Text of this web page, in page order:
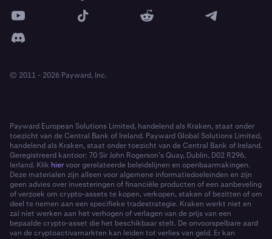
© 2011 - 2026 Payward, Inc.
Payward European Solutions Limited, handelend als Kraken, staat onder
toezicht van de Central Bank of Ireland. Payward Global Solutions Limited,
handelend als Kraken, staat onder toezicht van de Central Bank of Ireland.
Geregistreerd kantoor: 70 Sir John Rogerson’s Quay, Dublin, D02 R296,
Ierland. Klik hiervoor gerelateerde beleidslijnen en openbaarmakingen.
Deze materialen zijn alleen voor algemene informatiedoeleinden en zijn
geen advies over investeringen of financiële producten of een aanbeveling
of verzoek om crypto-assets te kopen, verkopen, staken of bezitten of om
deel te nemen aan een specifieke tradestrategie. Kraken werkt niet en
zal niet werken aan het verhogen of verlagen van de prijs van een
bepaalde crypto-asset die het beschikbaar stelt. De onvoorspelbare aard
van de cryptoactivamarkten kan leiden tot verlies van geld. Er kan